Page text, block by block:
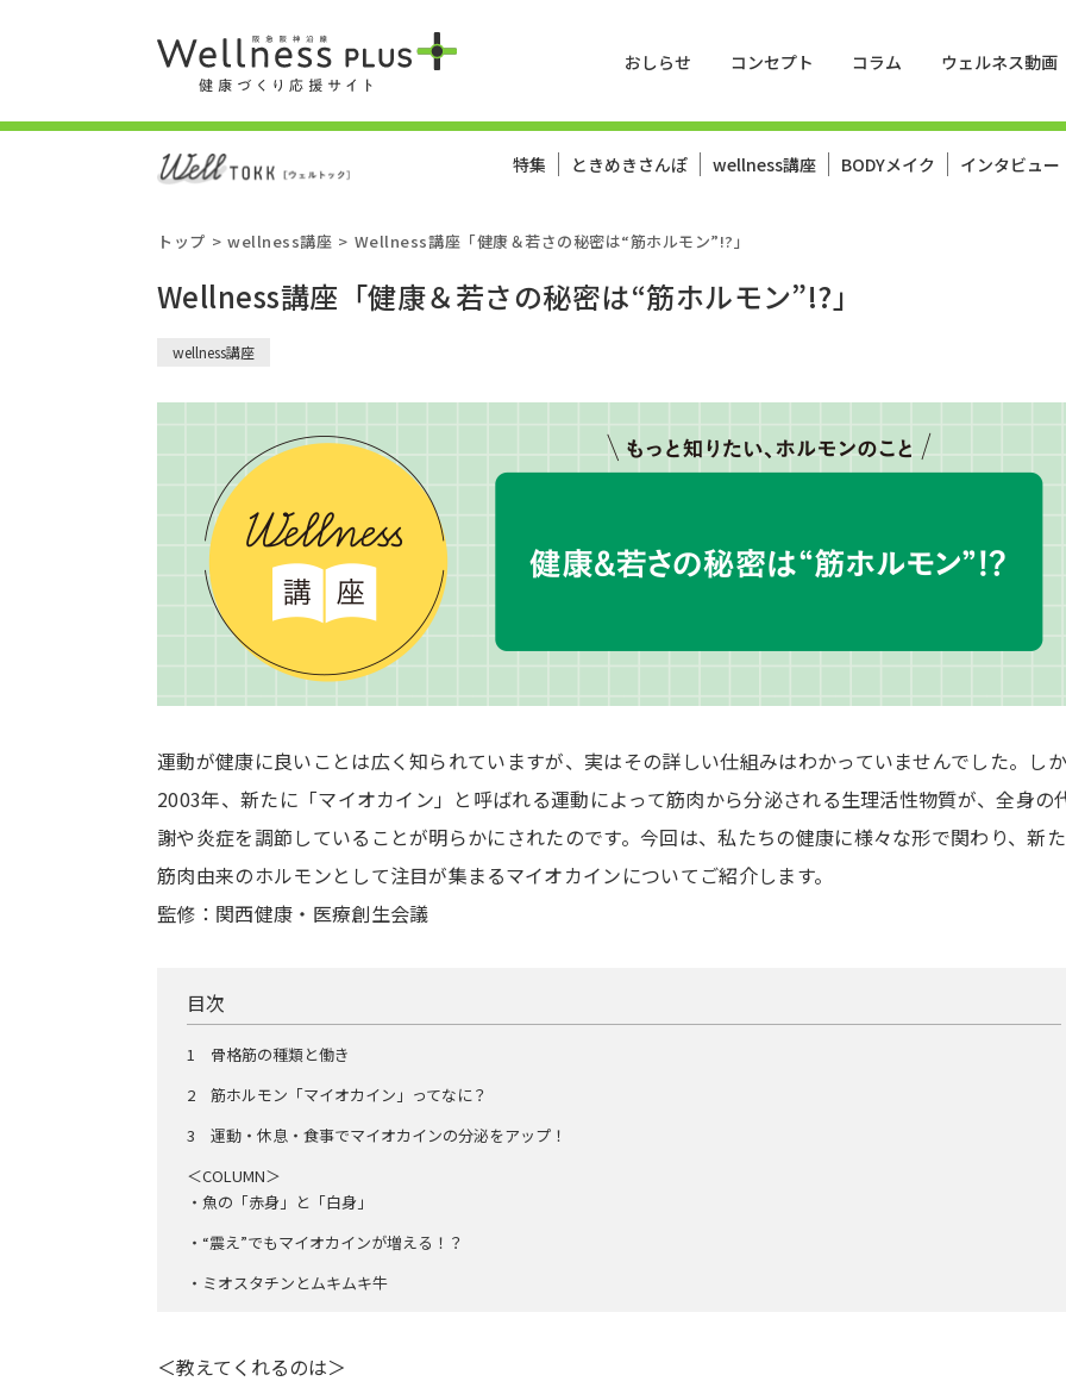
おしらせ コンセプト コラム ウェルネス動画
特集 ときめきさんぽ wellness講座 BODYメイク インタビュー
トップ wellness講座 Wellness講座「健康＆若さの秘密は“筋ホルモン”!?」
Wellness講座「健康＆若さの秘密は“筋ホルモン”!?」
wellness講座
運動が健康に良いことは広く知られていますが、実はその詳しい仕組みはわかっていませんでした。し
2003年、新たに「マイオカイン」と呼ばれる運動によって筋肉から分泌される生理活性物質が、全身の
謝や炎症を調節していることが明らかにされたのです。今回は、私たちの健康に様々な形で関わり、新
筋肉由来のホルモンとして注目が集まるマイオカインについてご紹介します。
監修：関西健康・医療創生会議
目次
1 骨格筋の種類と働き
2 筋ホルモン「マイオカイン」ってなに？
3 運動・休息・食事でマイオカインの分泌をアップ！
＜COLUMN＞
・魚の「赤身」と「白身」
・“震え”でもマイオカインが増える！？
・ミオスタチンとムキムキ牛
＜教えてくれるのは＞